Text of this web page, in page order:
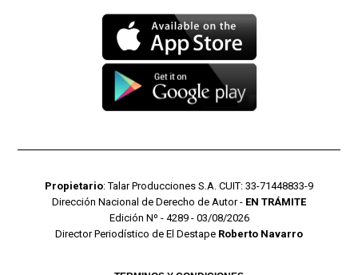
Propietario: Talar Producciones S.A. CUIT: 33-71448833-9
Dirección Nacional de Derecho de Autor - EN TRÁMITE
Edición Nº - 4289 - 03/08/2026
Director Periodístico de El Destape Roberto Navarro